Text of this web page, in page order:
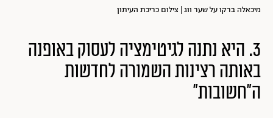
מיכאלה ברקו על שער ווג | צילום כריכת העיתון
3. היא נתנה לגיטימציה לעסוק באופנה
באותה רצינות השמורה לחדשות
ה"חשובות"